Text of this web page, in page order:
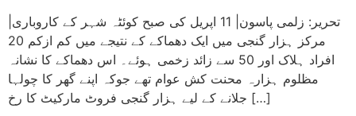
مرکز ہزار گنجی میں ایک دھماکے کے نتیجے میں کم ازکم 20
افراد ہلاک اور 50 سے زائد زخمی ہوئے۔ اس دھماکے کا نشانہ
مظلوم ہزارہ محنت کش عوام تھے جوکہ اپنے گھر کا چولہا
جلانے کے لیے ہزار گنجی فروٹ مارکیٹ کا رخ […]